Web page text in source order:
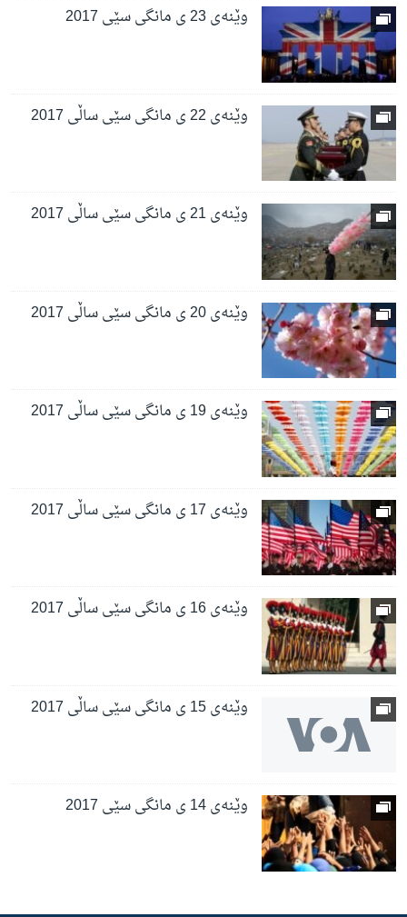
وێنەی 23 ی مانگی سێی 2017
وێنەی 22 ی مانگی سێی ساڵی 2017
وێنەی 21 ی مانگی سێی ساڵی 2017
وێنەی 20 ی مانگی سێی ساڵی 2017
وێنەی 19 ی مانگی سێی ساڵی 2017
وێنەی 17 ی مانگی سێی ساڵی 2017
وێنەی 16 ی مانگی سێی ساڵی 2017
وێنەی 15 ی مانگی سێی ساڵی 2017
وێنەی 14 ی مانگی سێی 2017